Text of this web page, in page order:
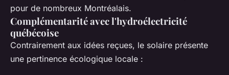
pour de nombreux Montréalais.
Complémentarité avec l'hydroélectricité
québécoise
Contrairement aux idées reçues, le solaire présente
une pertinence écologique locale :